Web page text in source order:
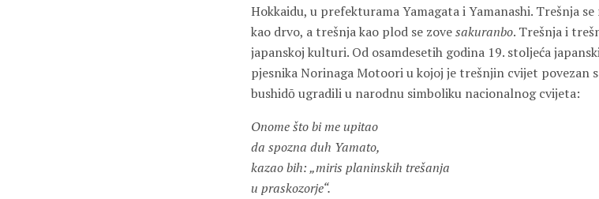
Hokkaidu, u prefekturama Yamagata i Yamanashi. Trešnja
kao drvo, a trešnja kao plod se zovesakuranbo. Trešnja i
japanskoj kulturi. Od osamdesetih godina 19. stoljeća
pjesnika Norinaga Motoori u kojoj je trešnjin cvijet povezan
bushidō ugradili u narodnu simboliku nacionalnog cvijeta:
Onome što bi me upitao
da spozna duh Yamato,
kazao bih: „miris planinskih trešanja
u praskozorje“.